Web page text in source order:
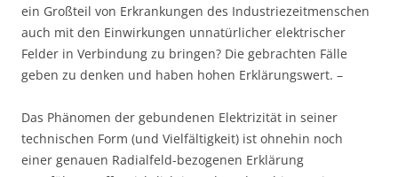
ein Großteil von Erkrankungen des Industriezeitmenschen
auch mit den Einwirkungen unnatürlicher elektrischer
Felder in Verbindung zu bringen? Die gebrachten Fälle
geben zu denken und haben hohen Erklärungswert. –
Das Phänomen der gebundenen Elektrizität in seiner
technischen Form (und Vielfältigkeit) ist ohnehin noch
einer genauen Radialfeld-bezogenen Erklärung